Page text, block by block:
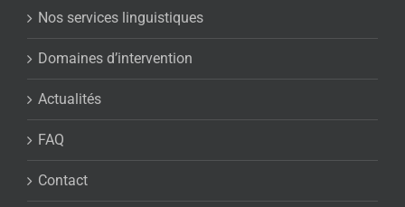
Nos services linguistiques
Domaines d’intervention
Actualités
FAQ
Contact